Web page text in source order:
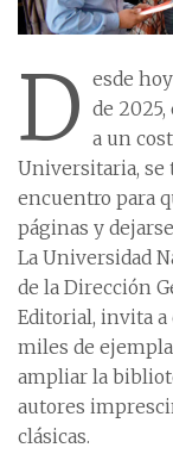
D esde
de 2025,
a un
Universitaria, se
encuentro para
páginas y
La Universidad
de la Dirección
Editorial, invita a
miles de
ampliar la
autores
clásicas.